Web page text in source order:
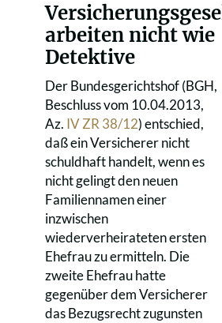
arbeiten nicht wie
Detektive
Der Bundesgerichtshof (BGH,
Beschluss vom 10.04.2013,
Az. IV ZR 38/12) entschied,
daß ein Versicherer nicht
schuldhaft handelt, wenn es
nicht gelingt den neuen
Familiennamen einer
inzwischen
wiederverheirateten ersten
Ehefrau zu ermitteln. Die
zweite Ehefrau hatte
gegenüber dem Versicherer
das Bezugsrecht zugunsten